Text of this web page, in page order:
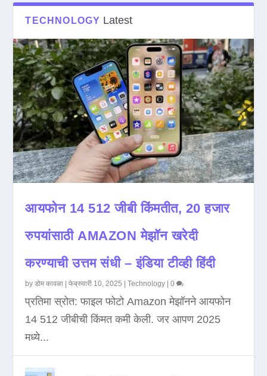
TECHNOLOGY Latest
आयफोन 14 512 जीबी किंमतीत, 20 हजार
रुपयांसाठी AMAZON मेझॉन खरेदी
करण्याची उत्तम संधी – इंडिया टीव्ही हिंदी
byडोम कावळा |फेब्रुवारी 10, 2025 |Technology |0
प्रतिमा स्रोत: फाइल फोटो Amazon मेझॉनने आयफोन
14 512 जीबीची किंमत कमी केली. जर आपण 2025
मध्ये...